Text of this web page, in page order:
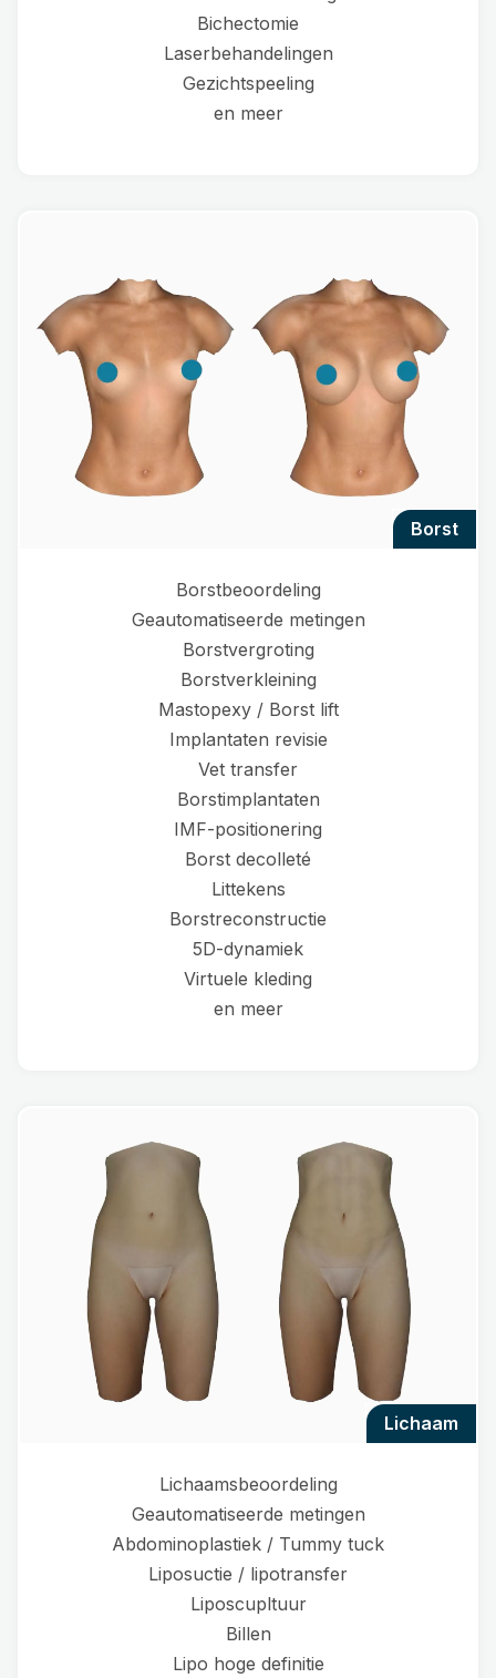
Bichectomie
Laserbehandelingen
Gezichtspeeling
en meer
borst
Borstbeoordeling
Geautomatiseerde metingen
Borstvergroting
Borstverkleining
Mastopexy / Borst lift
Implantaten revisie
Vet transfer
Borstimplantaten
IMF-positionering
Borst decolleté
Littekens
Borstreconstructie
5D-dynamiek
Virtuele kleding
en meer
lichaam
Lichaamsbeoordeling
Geautomatiseerde metingen
Abdominoplastiek / Tummy tuck
Liposuctie / lipotransfer
Liposcupltuur
Billen
Lipo hoge definitie